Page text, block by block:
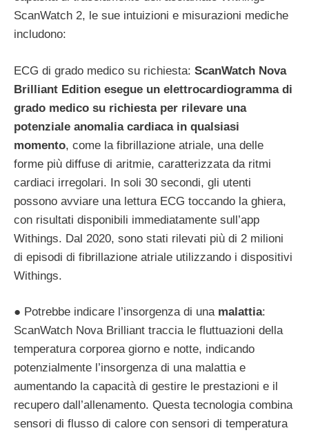
ScanWatch 2, le sue intuizioni e misurazioni mediche
includono:
ECG di grado medico su richiesta: ScanWatch Nova
Brilliant Edition esegue un elettrocardiogramma di
grado medico su richiesta per rilevare una
potenziale anomalia cardiaca in qualsiasi
momento, come la fibrillazione atriale, una delle
forme più diffuse di aritmie, caratterizzata da ritmi
cardiaci irregolari. In soli 30 secondi, gli utenti
possono avviare una lettura ECG toccando la ghiera,
con risultati disponibili immediatamente sull’app
Withings. Dal 2020, sono stati rilevati più di 2 milioni
di episodi di fibrillazione atriale utilizzando i dispositivi
Withings.
● Potrebbe indicare l’insorgenza di una malattia:
ScanWatch Nova Brilliant traccia le fluttuazioni della
temperatura corporea giorno e notte, indicando
potenzialmente l’insorgenza di una malattia e
aumentando la capacità di gestire le prestazioni e il
recupero dall’allenamento. Questa tecnologia combina
sensori di flusso di calore con sensori di temperatura